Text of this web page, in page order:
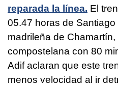
reparada la línea. El
05.47 horas de
madrileña de
compostelana con 80
Adif aclaran que este
menos velocidad al ir